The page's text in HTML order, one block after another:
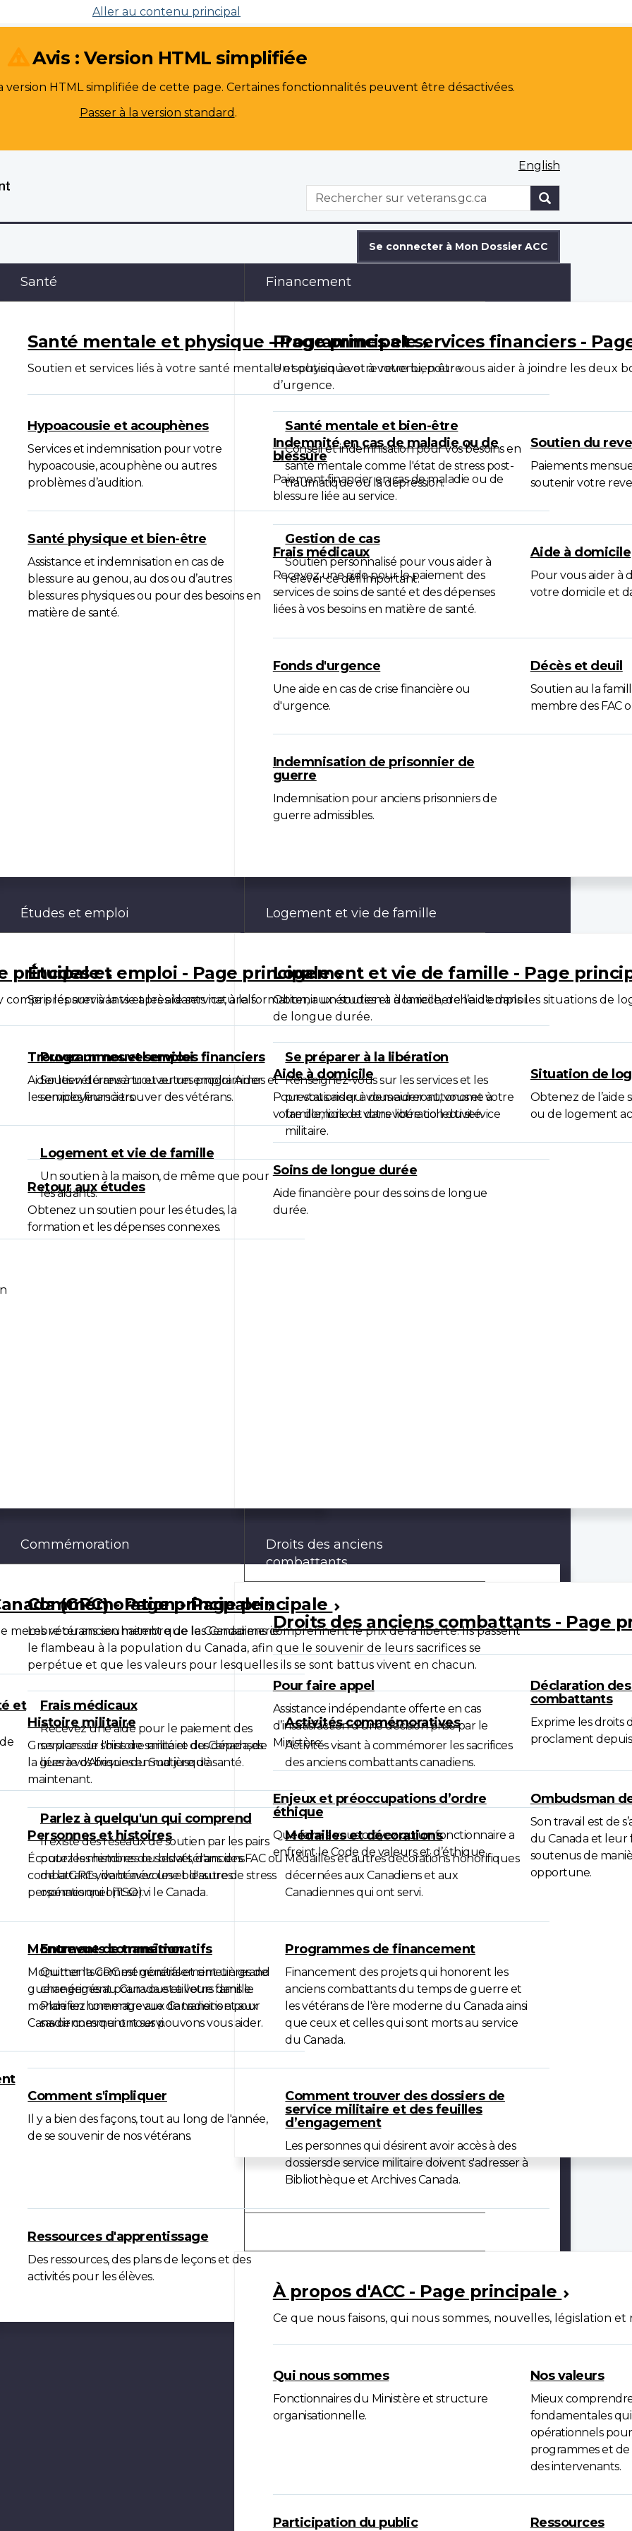
Aller au contenu principal
Avis : Version HTML simplifiée
HTML simplifiée de cette page. Certaines fonctionnalités peuvent être désactivées.
Passer à la version standard .
English
WxT
Search
Rechercher
Se connecter à Mon Dossier ACC
Santé
Santé mentale et physique - Page principale
Soutien et services liés à votre santé mentale et physique et à votre bien être.
Hypoacousie et acouphènes
Services et indemnisation pour votre
hypoacousie, acouphène ou autres
problèmes d’audition.
Santé mentale et bien-être
Conseil et indemnisation pour vos besoins en
santé mentale comme l'état de stress post-
traumatique ou la dépression.
Santé physique et bien-être
Assistance et indemnisation en cas de
blessure au genou, au dos ou d’autres
blessures physiques ou pour des besoins en
matière de santé.
Gestion de cas
Soutien personnalisé pour vous aider à
relever ce défi important.
Financement
Programmes et services financiers -
Un soutien à votre revenu, pour vous aider à joindre les deux
d’urgence.
Indemnité en cas de maladie ou de
blessure
Paiement financier en cas de maladie ou de
blessure liée au service.
Soutien du
Paiements
soutenir votre
Frais médicaux
Recevez une aide pour le paiement des
services de soins de santé et des dépenses
liées à vos besoins en matière de santé.
Aide à domicile
Pour vous aider à
votre domicile et
Fonds d'urgence
Une aide en cas de crise financière ou
d'urgence.
Décès et deuil
Soutien au la
membre des FAC
Indemnisation de prisonnier de
guerre
Indemnisation pour anciens prisonniers de
guerre admissibles.
principale
les survivants et les aidants naturels.
Programmes et services financiers
Soutien du revenu et autres programmes et
services financiers.
Logement et vie de famille
Un soutien à la maison, de même que pour
les aidants.
Études et emploi
Études et emploi - Page principale
Se préparer à la vie après le service, à la formation, aux études et à la recherche d'emploi.
Trouvez un nouvel emploi
Aider les vétérans à trouver un emploi. Aider
les employeurs à trouver des vétérans.
Se préparer à la libération
Renseignez-vous sur les services et les
prestations qui vous aideront, vous et votre
famille, lors de votre libération du service
militaire.
Retour aux études
Obtenez un soutien pour les études, la
formation et les dépenses connexes.
Logement et vie de famille
Logement et vie de famille - Page
Obtenir un soutien à domicile, de l’aide dans les situations de
de longue durée.
Aide à domicile
Pour vous aider à demeurer autonome à
votre domicile et dans votre collectivité.
Situation de
Obtenez de l’aide
ou de logement
Soins de longue durée
Aide financière pour des soins de longue
durée.
(GRC) - Page principale
membre ou ancien membre de la Gendarmerie
et
Frais médicaux
Recevez une aide pour le paiement des
services de soins de santé et des dépenses
liées à vos besoins en matière de santé.
Parlez à quelqu'un qui comprend
Il existe des réseaux de soutien par les pairs
pour les membres ou les vétérans des FAC ou
de la GRC vivant avec une blessure de stress
opérationnel (TSO).
Entrevue de transition
Quitter la GRC est généralement un grand
changement pour vous et votre famille.
Planifiez une entrevue de transition pour
savoir comment nous pouvons vous aider.
Commémoration
Commémoration - Page principale
Les vétérans souhaitent que les Canadiens comprennent le prix de la liberté. Ils passent
le flambeau à la population du Canada, afin que le souvenir de leurs sacrifices se
perpétue et que les valeurs pour lesquelles ils se sont battus vivent en chacun.
Histoire militaire
Gros plan sur l'histoire militaire du Canada, de
la guerre d'Afrique du Sud jusqu'à
maintenant.
Activités commémoratives
Activités visant à commémorer les sacrifices
des anciens combattants canadiens.
Personnes et histoires
Écoutez les histoires de soldats, d'anciens
combattants, de bénévoles et d'autres
personnes qui ont servi le Canada.
Médailles et décorations
Médailles et autres décorations honorifiques
décernées aux Canadiens et aux
Canadiennes qui ont servi.
Monuments commémoratifs
Monuments commémoratifs et cimetières de
guerre érigés au Canada et ailleurs dans le
monde en hommage aux Canadiens et aux
Canadiennes qui ont servi.
Programmes de financement
Financement des projets qui honorent les
anciens combattants du temps de guerre et
les vétérans de l'ère moderne du Canada ainsi
que ceux et celles qui sont morts au service
du Canada.
Comment s'impliquer
Il y a bien des façons, tout au long de l'année,
de se souvenir de nos vétérans.
Comment trouver des dossiers de
service militaire et des feuilles
d’engagement
Les personnes qui désirent avoir accès à des
dossiersde service militaire doivent s'adresser à
Bibliothèque et Archives Canada.
Ressources d'apprentissage
Des ressources, des plans de leçons et des
activités pour les élèves.
Droits des anciens
combattants
Droits des anciens combattants - Page
Pour faire appel
Assistance indépendante offerte en cas
d’insatisfaction d’une décision prise par le
Ministère.
Déclaration
combattants
Exprime les droits
proclament
Enjeux et préoccupations d’ordre
éthique
Que faire si vous croyez qu’un fonctionnaire a
enfreint le Code de valeurs et d’éthique.
Ombudsman
Son travail est de
du Canada et leur
soutenus de
opportune.
À propos d'ACC - Page principale
Ce que nous faisons, qui nous sommes, nouvelles, législation et
Qui nous sommes
Fonctionnaires du Ministère et structure
organisationnelle.
Nos valeurs
Mieux
fondamentales
opérationnels
programmes et de
des intervenants.
Participation du public Ressources